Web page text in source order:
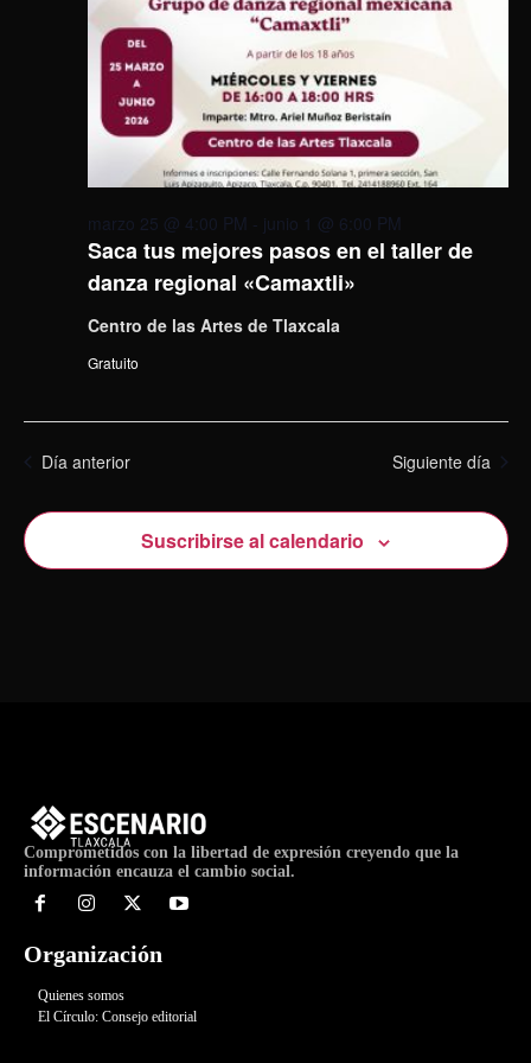
Saca tus mejores pasos en el taller de
danza regional «Camaxtli»
marzo 25 @ 4:00 PM - junio 1 @ 6:00 PM
Centro de las Artes de Tlaxcala
Gratuito
Día anterior Siguiente día
Suscribirse al calendario
Comprometidos con la libertad de expresión creyendo que la
información encauza el cambio social.
Organización
Quienes somos
El Círculo: Consejo editorial